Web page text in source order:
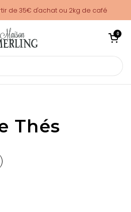
de 35€ d'achat ou 2kg de café
Coffret de Thés | Maison
Ouvrir le
0
Thés